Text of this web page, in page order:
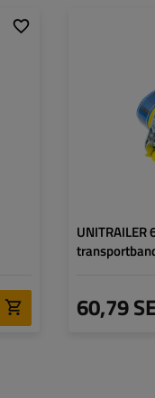
60,79
Standard